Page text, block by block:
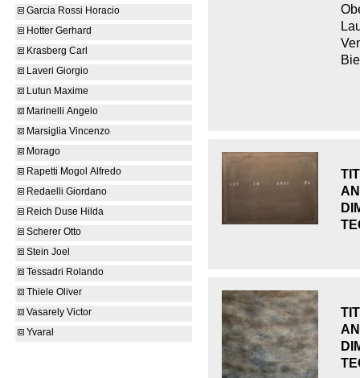
Garcia Rossi Horacio
Hotter Gerhard
Krasberg Carl
Laveri Giorgio
Lutun Maxime
Marinelli Angelo
Marsiglia Vincenzo
Morago
Rapetti Mogol Alfredo
Redaelli Giordano
Reich Duse Hilda
Scherer Otto
Stein Joel
Tessadri Rolando
Thiele Oliver
Vasarely Victor
Yvaral